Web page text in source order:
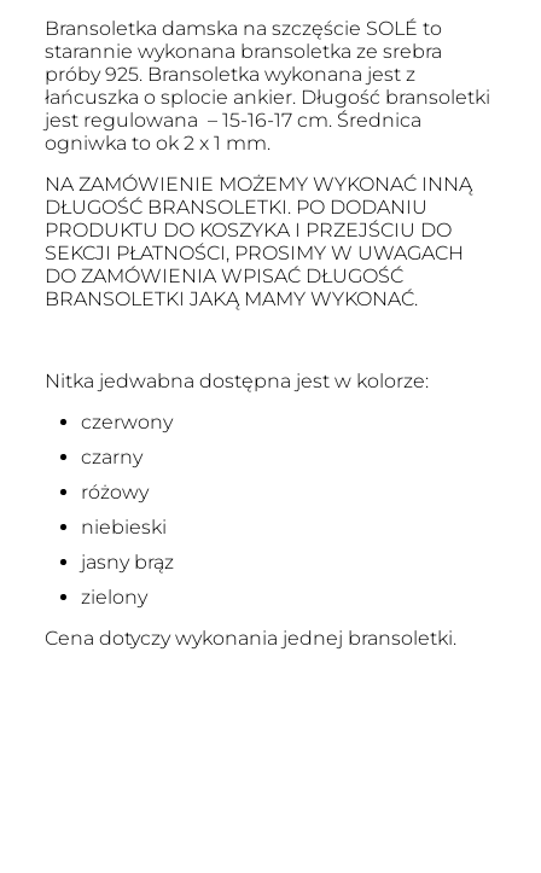
Bransoletka damska na szczęście SOLÉ to
starannie wykonana bransoletka ze srebra
próby 925. Bransoletka wykonana jest z
łańcuszka o splocie ankier. Długość bransoletki
jest regulowana – 15-16-17 cm. Średnica
ogniwka to ok 2 x 1 mm.
NA ZAMÓWIENIE MOŻEMY WYKONAĆ INNĄ
DŁUGOŚĆ BRANSOLETKI. PO DODANIU
PRODUKTU DO KOSZYKA I PRZEJŚCIU DO
SEKCJI PŁATNOŚCI, PROSIMY W UWAGACH
DO ZAMÓWIENIA WPISAĆ DŁUGOŚĆ
BRANSOLETKI JAKĄ MAMY WYKONAĆ.
Nitka jedwabna dostępna jest w kolorze:
czerwony
czarny
różowy
niebieski
jasny brąz
zielony
Cena dotyczy wykonania jednej bransoletki.